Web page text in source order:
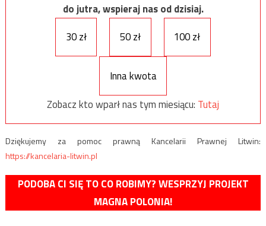
do jutra, wspieraj nas od dzisiaj.
30 zł
50 zł 100 zł
Inna kwota
Zobacz kto wparł nas tym miesiącu: Tutaj
Dziękujemy za pomoc prawną Kancelarii Prawnej Litwin:
https://kancelaria-litwin.pl
PODOBA CI SIĘ TO CO ROBIMY? WESPRZYJ PROJEKT
MAGNA POLONIA!